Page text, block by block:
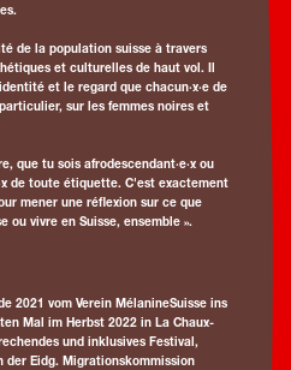
de la population suisse à travers
et culturelles de haut vol. Il
et le regard que chacun·x·e de
sur les femmes noires et
que tu sois afrodescendant·e·x ou
de toute étiquette. C'est exactement
mener une réflexion sur ce que
ou vivre en Suisse, ensemble ».
2021 vom Verein MélanineSuisse ins
Mal im Herbst 2022 in La Chaux-
und inklusives Festival,
der Eidg. Migrationskommission